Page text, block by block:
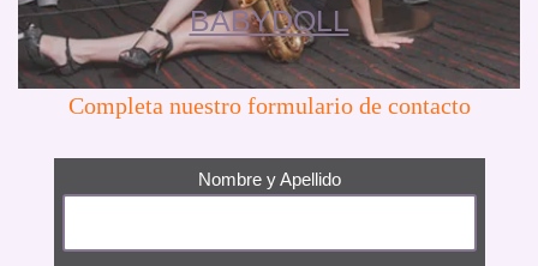
BABYDOLL
Completa nuestro formulario de contacto
Nombre y Apellido